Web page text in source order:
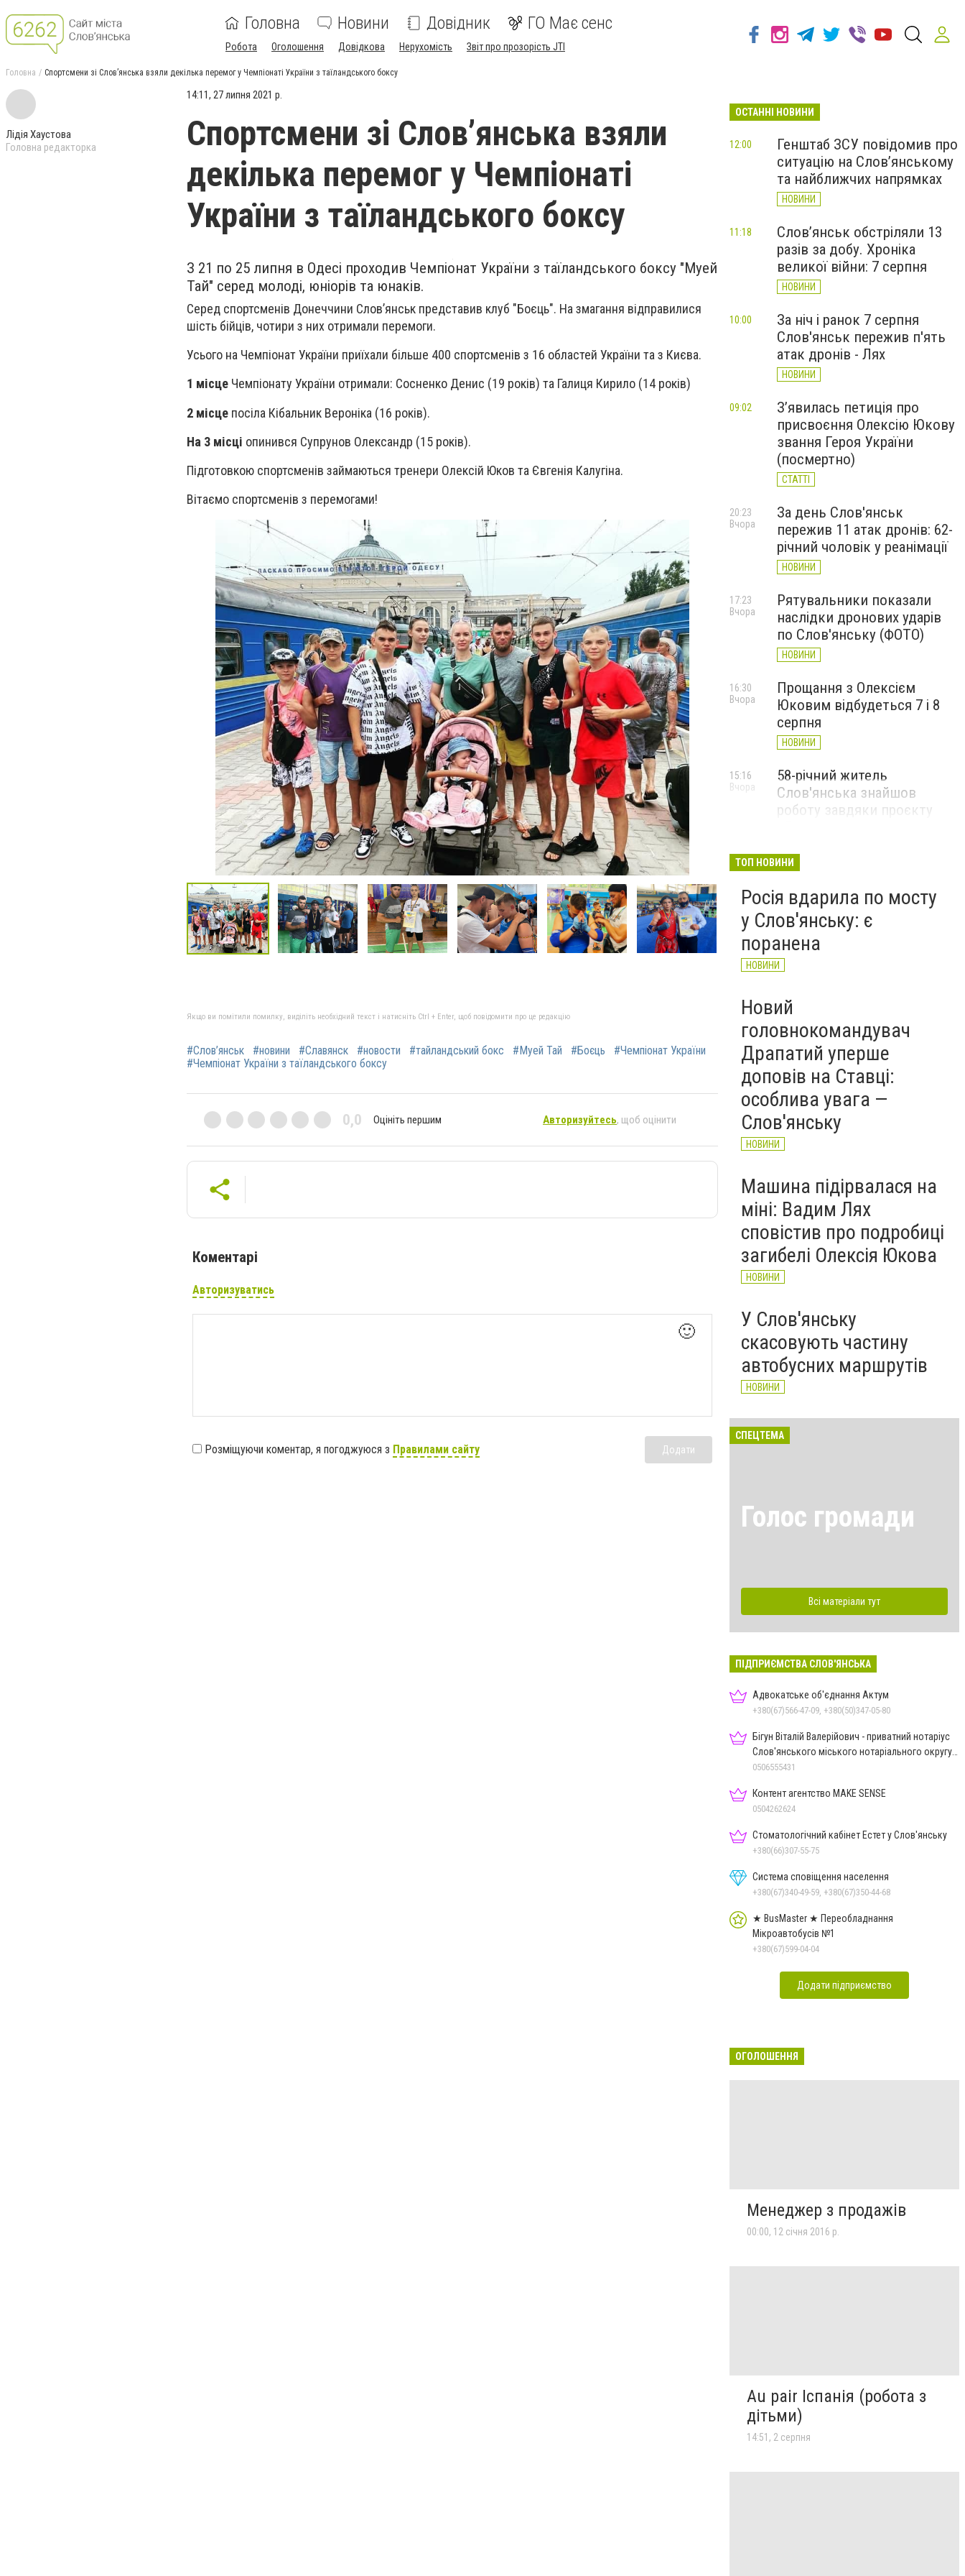
Головна Новини Довідник ГО Має сенс
Робота Оголошення Довідкова Нерухомість Звіт про прозорість JTI
Головна Спортсмени зі Слов’янська взяли декілька перемог у Чемпіонаті України з таїландського боксу
Лідія Хаустова
Головна редакторка
14:11, 27 липня 2021 р.
Спортсмени зі Слов’янська взяли
декілька перемог у Чемпіонаті
України з таїландського боксу
З 21 по 25 липня в Одесі проходив Чемпіонат України з таїландського боксу "Муей
Тай" серед молоді, юніорів та юнаків.
Серед спортсменів Донеччини Слов’янськ представив клуб "Боєць". На змагання відправилися
шість бійців, чотири з них отримали перемоги.
Усього на Чемпіонат України приїхали більше 400 спортсменів з 16 областей України та з Києва.
1 місце Чемпіонату України отримали: Сосненко Денис (19 років) та Галиця Кирило (14 років)
2 місце посіла Кібальник Вероніка (16 років).
На 3 місці опинився Супрунов Олександр (15 років).
Підготовкою спортсменів займаються тренери Олексій Юков та Євгенія Калугіна.
Вітаємо спортсменів з перемогами!
Якщо ви помітили помилку, виділіть необхідний текст і натисніть Ctrl + Enter, щоб повідомити про це редакцію
#Слов’янськ #новини #Славянск #новости #тайландський бокс #Муей Тай #Боєць
#Чемпіонат України
#Чемпіонат України з таїландського боксу
0,0 Оцініть першим Авторизуйтесь, щоб оцінити
Коментарі
Авторизуватись
🙂
Розміщуючи коментар, я погоджуюся з Правилами сайту Додати
ОСТАННІ НОВИНИ
Генштаб ЗСУ повідомив про
ситуацію на Слов’янському
та найближчих напрямках
НОВИНИ
12:00
Слов’янськ обстріляли 13
разів за добу. Хроніка
великої війни: 7 серпня
НОВИНИ
11:18
За ніч і ранок 7 серпня
Слов'янськ пережив п'ять
атак дронів - Лях
НОВИНИ
10:00
З’явилась петиція про
присвоєння Олексію Юкову
звання Героя України
(посмертно)
СТАТТІ
09:02
За день Слов'янськ
пережив 11 атак дронів: 62-
річний чоловік у реанімації
НОВИНИ
20:23
Вчора
Рятувальники показали
наслідки дронових ударів
по Слов'янську (ФОТО)
НОВИНИ
17:23
Вчора
Прощання з Олексієм
Юковим відбудеться 7 і 8
серпня
НОВИНИ
16:30
Вчора
58-річний житель
Слов'янська знайшов
роботу завдяки проєкту
15:16
Вчора
ТОП НОВИНИ
Росія вдарила по мосту
у Слов'янську: є
поранена
НОВИНИ
Новий
головнокомандувач
Драпатий уперше
доповів на Ставці:
особлива увага —
Слов'янську
НОВИНИ
Машина підірвалася на
міні: Вадим Лях
сповістив про подробиці
загибелі Олексія Юкова
НОВИНИ
У Слов'янську
скасовують частину
автобусних маршрутів
НОВИНИ
СПЕЦТЕМА
Голос громади
Всі матеріали тут
ПІДПРИЄМСТВА СЛОВ'ЯНСЬКА
Адвокатське об'єднання Актум
+380(67)566-47-09, +380(50)347-05-80
Бігун Віталій Валерійович - приватний нотаріус
Слов'янського міського нотаріального округу
Дон.обл.
0506555431
Контент агентство MAKE SENSE
0504262624
Стоматологічний кабінет Естет у Слов'янську
+380(66)307-55-75
Система сповіщення населення
+380(67)340-49-59, +380(67)350-44-68
★ BusMaster ★ Переобладнання
Мікроавтобусів №1
+380(67)599-04-04
Додати підприємство
ОГОЛОШЕННЯ
Менеджер з продажів
00:00, 12 січня 2016 р.
Au pair Іспанія (робота з
дітьми)
14:51, 2 серпня